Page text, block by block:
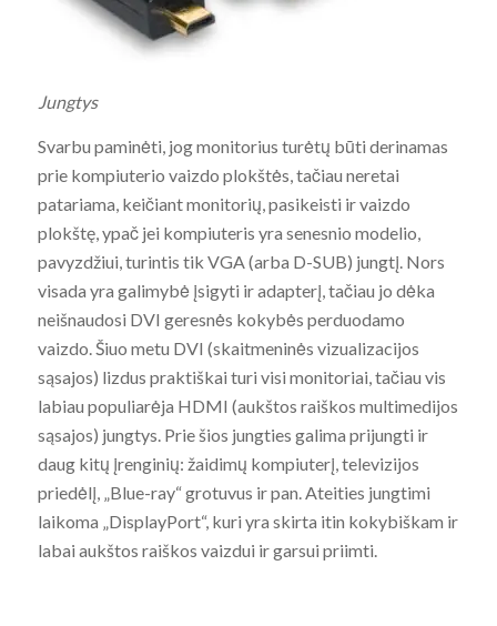
Jungtys
Svarbu paminėti, jog monitorius turėtų būti derinamas
prie kompiuterio vaizdo plokštės, tačiau neretai
patariama, keičiant monitorių, pasikeisti ir vaizdo
plokštę, ypač jei kompiuteris yra senesnio modelio,
pavyzdžiui, turintis tik VGA (arba D-SUB) jungtį. Nors
visada yra galimybė įsigyti ir adapterį, tačiau jo dėka
neišnaudosi DVI geresnės kokybės perduodamo
vaizdo. Šiuo metu DVI (skaitmeninės vizualizacijos
sąsajos) lizdus praktiškai turi visi monitoriai, tačiau vis
labiau populiarėja HDMI (aukštos raiškos multimedijos
sąsajos) jungtys. Prie šios jungties galima prijungti ir
daug kitų įrenginių: žaidimų kompiuterį, televizijos
priedėlį, „Blue-ray“ grotuvus ir pan. Ateities jungtimi
laikoma „DisplayPort“, kuri yra skirta itin kokybiškam ir
labai aukštos raiškos vaizdui ir garsui priimti.